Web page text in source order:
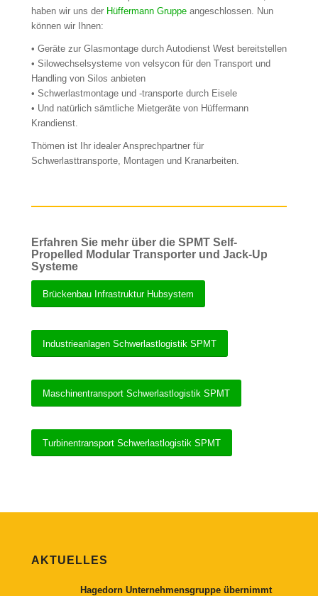
haben wir uns der Hüffermann Gruppeangeschlossen. Nun
können wir Ihnen:
• Geräte zur Glasmontage durch Autodienst West bereitstellen
• Silowechselsysteme von velsycon für den Transport und
Handling von Silos anbieten
• Schwerlastmontage und -transporte durch Eisele
• Und natürlich sämtliche Mietgeräte von Hüffermann
Krandienst.
Thömen ist Ihr idealer Ansprechpartner für
Schwerlasttransporte, Montagen und Kranarbeiten.
Erfahren Sie mehr über die SPMT Self-
Propelled Modular Transporter und Jack-Up
Systeme
Brückenbau Infrastruktur Hubsystem
Industrieanlagen Schwerlastlogistik SPMT
Maschinentransport Schwerlastlogistik SPMT
Turbinentransport Schwerlastlogistik SPMT
AKTUELLES
Hagedorn Unternehmensgruppe übernimmt